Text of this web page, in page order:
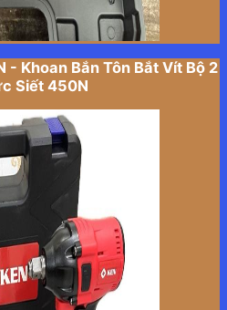
- Khoan Bắn Tôn Bắt Vít Bộ 2
Siết 450N